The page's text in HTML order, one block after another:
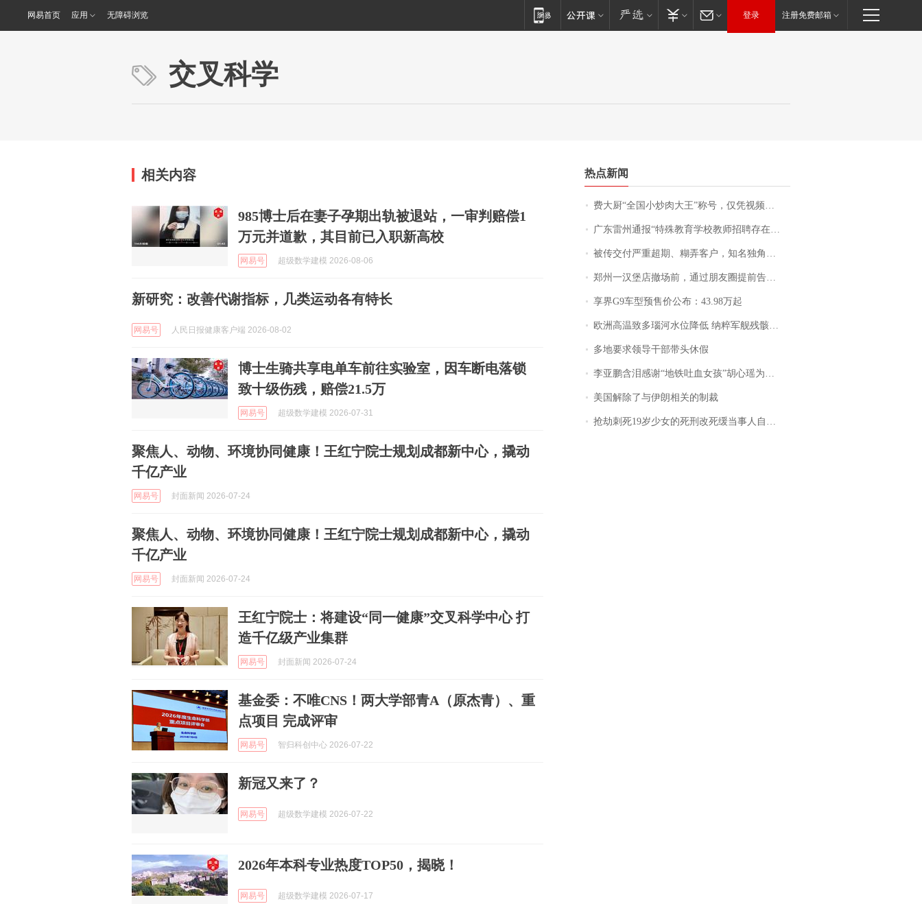
网易首页 应用 无障碍浏览 登录 注册免费邮箱
交叉科学
相关内容
985博士后在妻子孕期出轨被退站，一审判赔偿1
万元并道歉，其目前已入职新高校
网易号 超级数学建模 2026-08-06
新研究：改善代谢指标，几类运动各有特长
网易号 人民日报健康客户端 2026-08-02
博士生骑共享电单车前往实验室，因车断电落锁
致十级伤残，赔偿21.5万
网易号 超级数学建模 2026-07-31
聚焦人、动物、环境协同健康！王红宁院士规划成都新中心，撬动
千亿产业
网易号 封面新闻 2026-07-24
聚焦人、动物、环境协同健康！王红宁院士规划成都新中心，撬动
千亿产业
网易号 封面新闻 2026-07-24
王红宁院士：将建设“同一健康”交叉科学中心 打
造千亿级产业集群
网易号 封面新闻 2026-07-24
基金委：不唯CNS！两大学部青A（原杰青）、重
点项目 完成评审
网易号 智归科创中心 2026-07-22
新冠又来了？
网易号 超级数学建模 2026-07-22
2026年本科专业热度TOP50，揭晓！
网易号 超级数学建模 2026-07-17
热点新闻
费大厨“全国小炒肉大王”称号，仅凭视频评出？中国烹饪协会回应
广东雷州通报“特殊教育学校教师招聘存在违规行为”：已启动问责程序 副校长被停职
被传交付严重超期、糊弄客户，知名独角兽车企创始人回应：都没证据，将依法采取措施，“本人长期与美国交管局保持沟通，对方表示肯定”
郑州一汉堡店撤场前，通过朋友圈提前告知逐一退费，有顾客仅剩1元也全被退回，分文不少；顾客：言而有信，让人感动
享界G9车型预售价公布：43.98万起
欧洲高温致多瑙河水位降低 纳粹军舰残骸重见天日
多地要求领导干部带头休假
李亚鹏含泪感谢“地铁吐血女孩”胡心瑶为嫣然天使捐99999元：这份捐赠太沉重，尊重其捐赠意愿，个人向胡心瑶和她的病友之家各捐赠99999元
美国解除了与伊朗相关的制裁
抢劫刺死19岁少女的死刑改死缓当事人自述：出狱11年间始终刻意躲避被害人家属